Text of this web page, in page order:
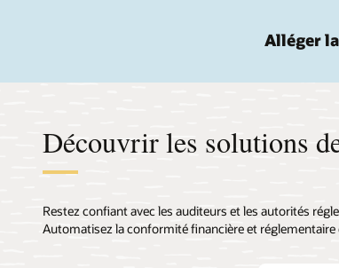
Alléger
Découvrir les solutions
Restez confiant avec les auditeurs et les autorités
Automatisez la conformité financière et réglementaire